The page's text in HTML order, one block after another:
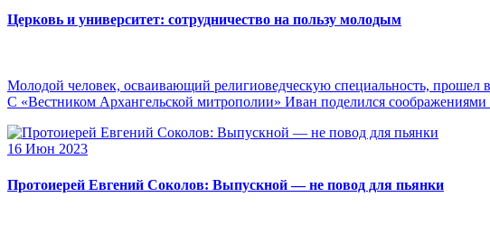
Церковь и университет: сотрудничество на пользу молодым
Молодой человек, осваивающий религиоведческую специальность, прошел
С «Вестником Архангельской митрополии» Иван поделился соображениями
16 Июн 2023
Протоиерей Евгений Соколов: Выпускной — не повод для пьянки